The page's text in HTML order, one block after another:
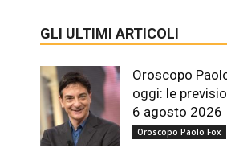
GLI ULTIMI ARTICOLI
Oroscopo
oggi: le
6 agosto 2026
Oroscopo Paolo Fox